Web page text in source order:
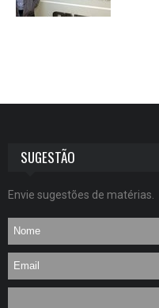
SUGESTÃO
Envie sugestões de matérias.